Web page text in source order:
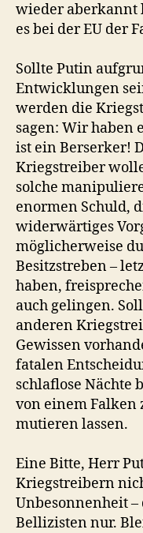
wieder aberkannt
es bei der EU der
Sollte Putin
Entwicklungen
werden die
sagen: Wir haben
ist ein Berserker!
Kriegstreiber
solche
enormen Schuld,
widerwärtiges
möglicherweise
Besitzstreben –
haben,
auch gelingen.
anderen
Gewissen
fatalen
schlaflose Nächte
von einem Falken
mutieren lassen.
Eine Bitte, Herr
Kriegstreibern
Unbesonnenheit
Bellizisten nur.